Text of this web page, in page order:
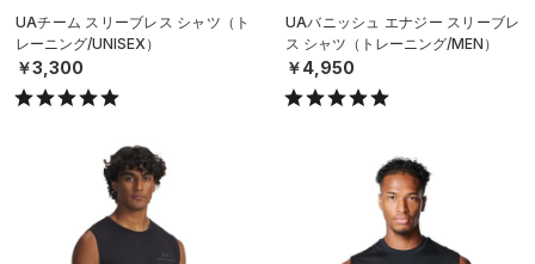
UAチーム スリーブレス シャツ（ト
レーニング/UNISEX）
￥3,300
UAバニッシュ エナジー スリーブレ
ス シャツ（トレーニング/MEN）
￥4,950